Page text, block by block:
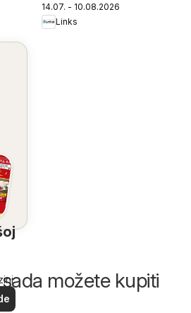
14.07. - 10.08.2026
Links
možete kupiti